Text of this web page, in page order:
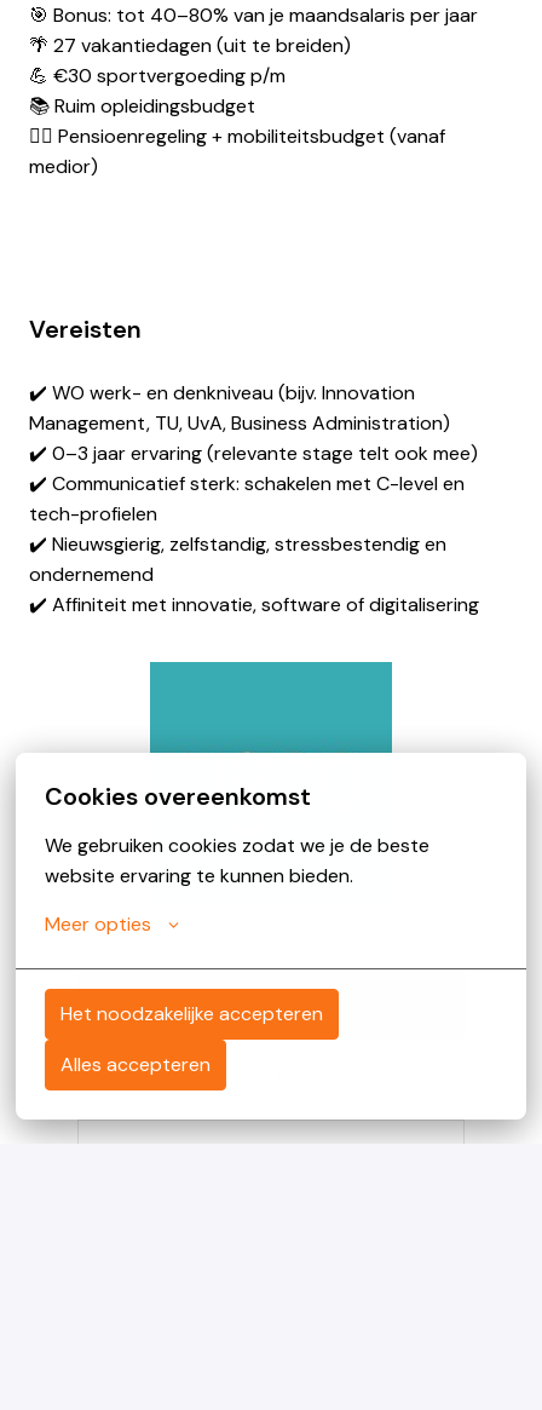
Cookies overeenkomst
We gebruiken cookies zodat we je de beste
website ervaring te kunnen bieden.
Meer opties
Het noodzakelijke accepteren
Alles accepteren
🎯 Bonus: tot 40–80% van je maandsalaris per jaar
🌴 27 vakantiedagen (uit te breiden)
💪 €30 sportvergoeding p/m
📚 Ruim opleidingsbudget
🚴‍♂️ Pensioenregeling + mobiliteitsbudget (vanaf
medior)
Vereisten
✔️ WO werk- en denkniveau (bijv. Innovation
Management, TU, UvA, Business Administration)
✔️ 0–3 jaar ervaring (relevante stage telt ook mee)
✔️ Communicatief sterk: schakelen met C-level en
tech-profielen
✔️ Nieuwsgierig, zelfstandig, stressbestendig en
ondernemend
✔️ Affiniteit met innovatie, software of digitalisering
Solliciteren